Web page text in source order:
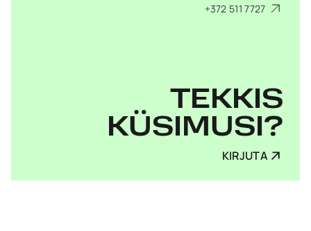
+372 511 7727
TEKKIS
KÜSIMUSI?
KIRJUTA